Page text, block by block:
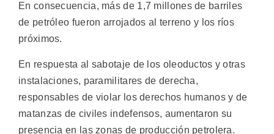
En consecuencia, más de 1,7 millones de barriles
de petróleo fueron arrojados al terreno y los ríos
próximos.
En respuesta al sabotaje de los oleoductos y otras
instalaciones, paramilitares de derecha,
responsables de violar los derechos humanos y de
matanzas de civiles indefensos, aumentaron su
presencia en las zonas de producción petrolera.